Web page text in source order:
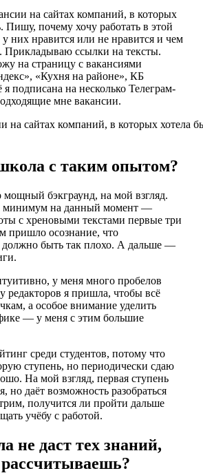
на сайтах компаний, в которых
Пишу, почему хочу работать в этой
них нравится или не нравится и чем
Прикладываю ссылки на тексты.
на страницу с вакансиями
«Кухня на районе», КБ
подписана на несколько Телеграм-
мне вакансии.
на сайтах компаний, в которых хотела
с таким опытом?
мощный бэкграунд, на мой взгляд.
минимум на данный момент —
с хреновыми текстами первые три
осознание, что
должно быть так плохо. А дальше —
у меня много пробелов
редакторов я пришла, чтобы всё
а особое внимание уделить
— у меня с этим большие
среди студентов, потому что
ступень, но периодически сдаю
На мой взгляд, первая ступень
но даёт возможность разобраться
получится ли пройти дальше
учёбу с работой.
не даст тех знаний,